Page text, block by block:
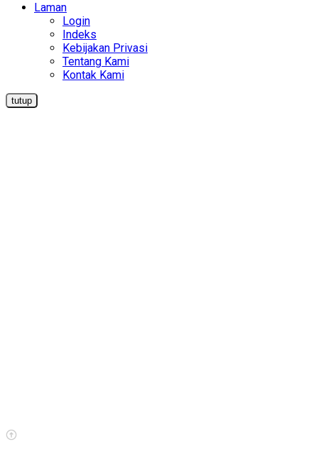
Laman
Login
Indeks
Kebijakan Privasi
Tentang Kami
Kontak Kami
tutup